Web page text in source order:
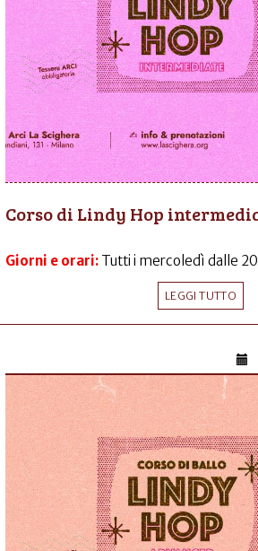
Corso di Lindy Hop
Giorni e orari: Tutti i mercoledì dalle
LEGGI TUTTO